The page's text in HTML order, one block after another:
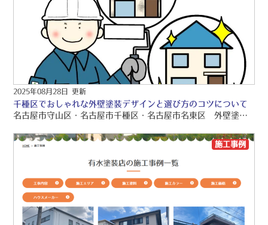
2025年08月28日 更新
千種区でおしゃれな外壁塗装デザインと選び方のコツについて
名古屋市守山区・名古屋市千種区・名古屋市名東区 外壁塗装専門店有水塗装店の外壁塗装ブログをお読みくださり、誠にありがとうございますo(〃＾▽＾〃)o 名古屋市守山区・名古屋市千種区・名古屋市名東区を中心に、品質保証の外壁塗装・屋根塗装・雨漏り工事をご提供しております！！ 引き続きブログをお読みいただき、より良い外壁塗装・屋根塗装・雨漏り工事にして頂きたいです(/≧▽≦)/
施工事例